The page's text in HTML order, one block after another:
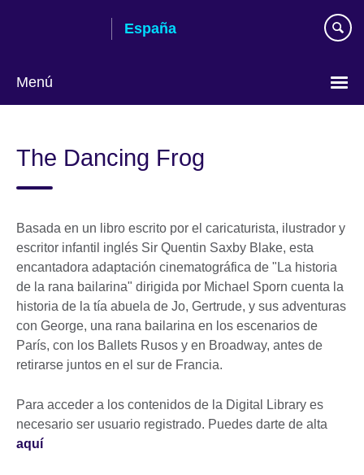
España
Menú
The Dancing Frog
Basada en un libro escrito por el caricaturista, ilustrador y
escritor infantil inglés Sir Quentin Saxby Blake, esta
encantadora adaptación cinematográfica de "La historia
de la rana bailarina" dirigida por Michael Sporn cuenta la
historia de la tía abuela de Jo, Gertrude, y sus adventuras
con George, una rana bailarina en los escenarios de
París, con los Ballets Rusos y en Broadway, antes de
retirarse juntos en el sur de Francia.
Para acceder a los contenidos de la Digital Library es
necesario ser usuario registrado. Puedes darte de alta
aquí